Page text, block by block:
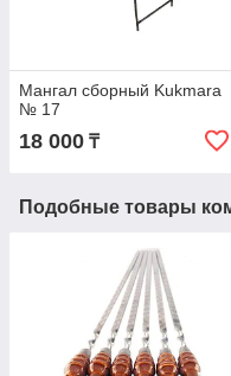
Мангал сборный Kukmara
№ 17
18 000 ₸
Подобные товары